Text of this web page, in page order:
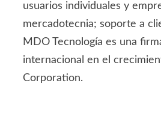
usuarios individuales y
mercadotecnia; soporte a
MDO Tecnología es una
internacional en el
Corporation.